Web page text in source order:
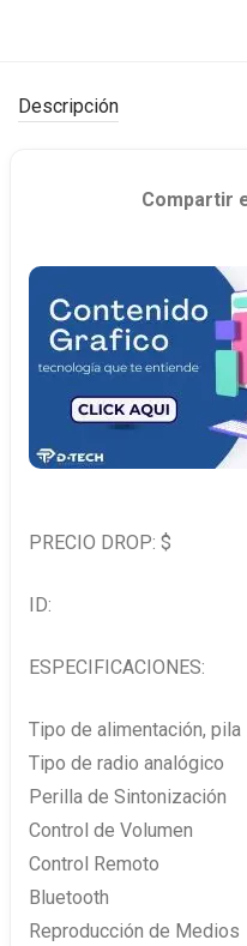
Descripción
Compartir
PRECIO DROP: $
ID:
ESPECIFICACIONES:
Tipo de alimentación, pila
Tipo de radio analógico
Perilla de Sintonización
Control de Volumen
Control Remoto
Bluetooth
Reproducción de Medios